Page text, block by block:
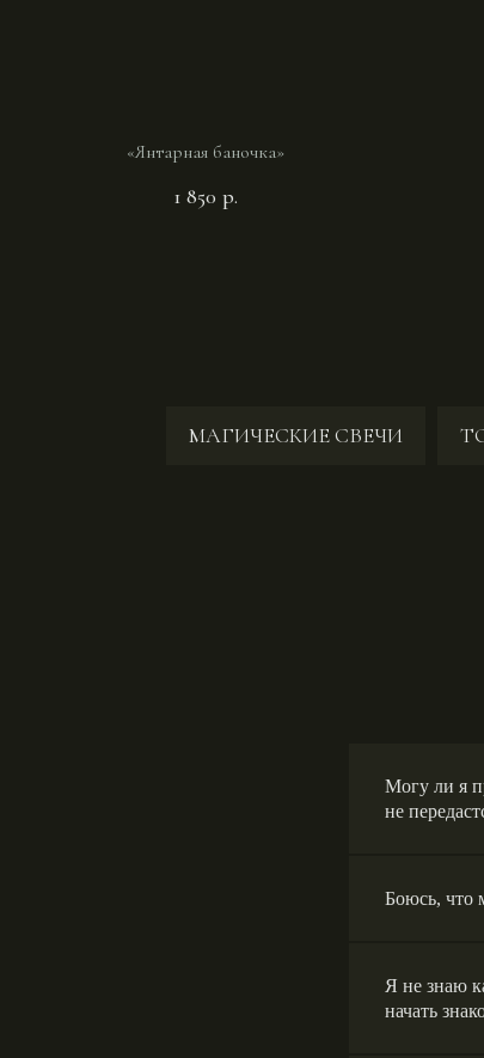
«Янтарная баночка»
1 850 р.
МАГИЧЕСКИЕ СВЕЧИ
Могу ли я
не
Боюсь, что
Я не знаю
начать